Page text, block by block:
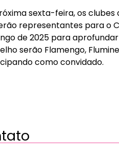
sexta-feira, os clubes
representantes para o
de 2025 para
serão Flamengo,
como convidado.